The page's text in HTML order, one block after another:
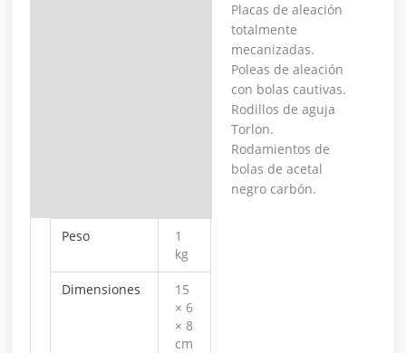
Placas de aleación
totalmente
mecanizadas.
Poleas de aleación
con bolas cautivas.
Rodillos de aguja
Torlon.
Rodamientos de
bolas de acetal
negro carbón.
Peso
1
kg
Dimensiones
15
× 6
× 8
cm